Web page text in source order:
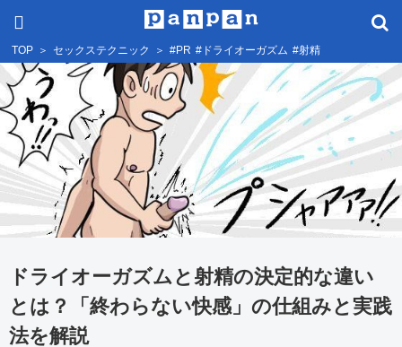
TOP ＞ セックステクニック ＞ #PR #ドライオーガズム #射精
ドライオーガズムと射精の決定的な違い
とは？「終わらない快感」の仕組みと実践
法を解説